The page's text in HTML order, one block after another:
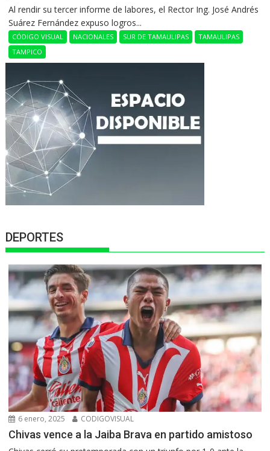
Al rendir su tercer informe de labores, el Rector Ing. José Andrés
Suárez Fernández expuso logros...
CÓDIGO VISUAL NACIONALES SUR DE TAMAULIPAS
TAMAULIPAS
TAMPICO
DEPORTES
6 enero, 2025 CODIGOVISUAL
Chivas vence a la Jaiba Brava en partido amistoso